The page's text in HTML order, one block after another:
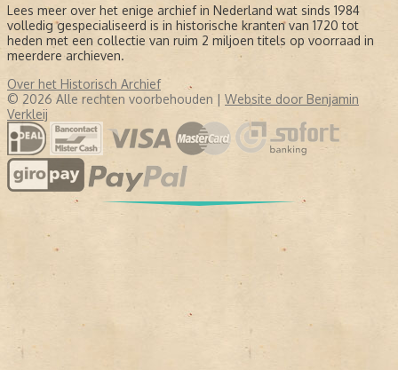
Lees meer over het enige archief in Nederland wat sinds 1984
volledig gespecialiseerd is in historische kranten van 1720 tot
heden met een collectie van ruim 2 miljoen titels op voorraad in
meerdere archieven.
Over het Historisch Archief
© 2026 Alle rechten voorbehouden | Website door Benjamin
Verkleij